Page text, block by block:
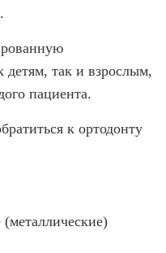
так и взрослым,
пациента.
к ортодонту